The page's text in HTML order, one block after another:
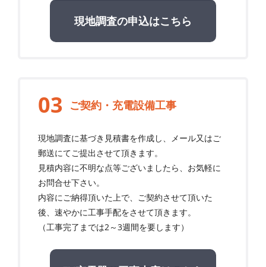
現地調査の申込はこちら
ご契約・充電設備工事
現地調査に基づき見積書を作成し、メール又はご
郵送にてご提出させて頂きます。
見積内容に不明な点等ございましたら、お気軽に
お問合せ下さい。
内容にご納得頂いた上で、ご契約させて頂いた
後、速やかに工事手配をさせて頂きます。
（工事完了までは2～3週間を要します）